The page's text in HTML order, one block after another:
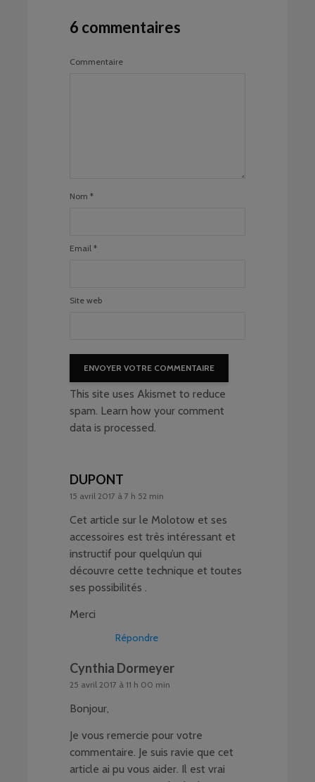
6 commentaires
Commentaire
Nom *
Email *
Site web
This site uses Akismet to reduce
spam. Learn how your comment
data is processed.
DUPONT
15 avril 2017 à 7 h 52 min
Cet article sur le Molotow et ses
accessoires est très intéressant et
instructif pour quelqu’un qui
découvre cette technique et toutes
ses possibilités .
Merci
Répondre
Cynthia Dormeyer
25 avril 2017 à 11 h 00 min
Bonjour,
Je vous remercie pour votre
commentaire. Je suis ravie que cet
article ai pu vous aider. Il est vrai